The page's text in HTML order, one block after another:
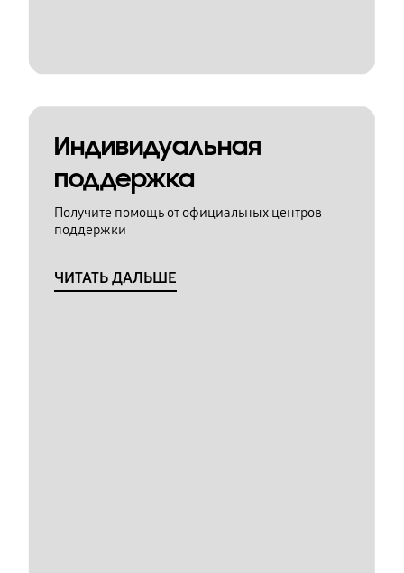
Индивидуальная
поддержка
Получите помощь от официальных центров
поддержки
ЧИТАТЬ ДАЛЬШЕ